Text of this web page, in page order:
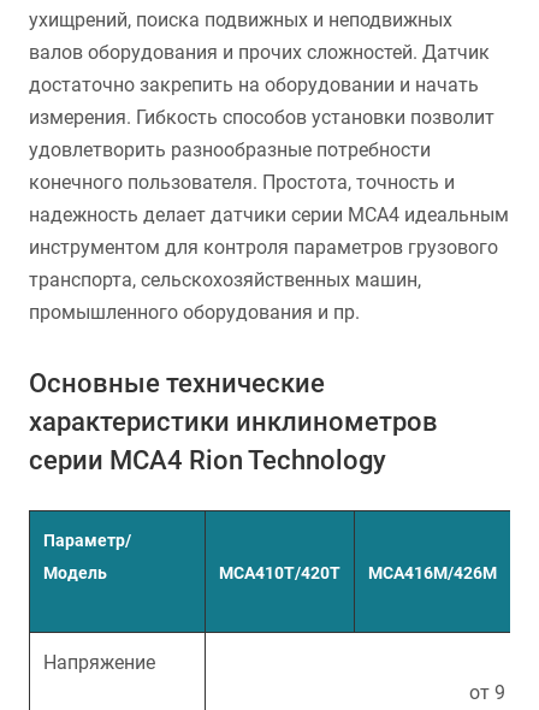
ухищрений, поиска подвижных и неподвижных
валов оборудования и прочих сложностей. Датчик
достаточно закрепить на оборудовании и начать
измерения. Гибкость способов установки позволит
удовлетворить разнообразные потребности
конечного пользователя. Простота, точность и
надежность делает датчики серии MCA4 идеальным
инструментом для контроля параметров грузового
транспорта, сельскохозяйственных машин,
промышленного оборудования и пр.
Основные технические
характеристики инклинометров
серии MCA4 Rion Technology
Параметр/
Модель
MCA410T/420T MCA416M/426M
Напряжение
от 9 до